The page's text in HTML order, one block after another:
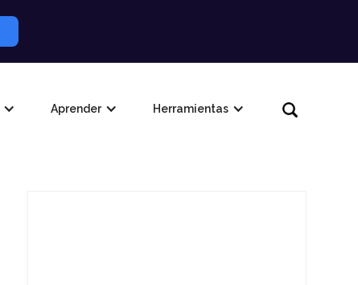
Aprender Herramientas